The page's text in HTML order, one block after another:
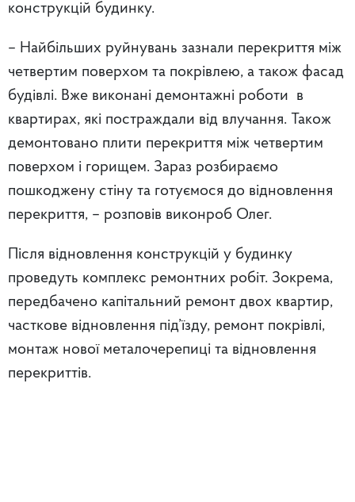
конструкцій будинку.
– Найбільших руйнувань зазнали перекриття між
четвертим поверхом та покрівлею, а також фасад
будівлі. Вже виконані демонтажні роботи в
квартирах, які постраждали від влучання. Також
демонтовано плити перекриття між четвертим
поверхом і горищем. Зараз розбираємо
пошкоджену стіну та готуємося до відновлення
перекриття, – розповів виконроб Олег.
Після відновлення конструкцій у будинку
проведуть комплекс ремонтних робіт. Зокрема,
передбачено капітальний ремонт двох квартир,
часткове відновлення під’їзду, ремонт покрівлі,
монтаж нової металочерепиці та відновлення
перекриттів.